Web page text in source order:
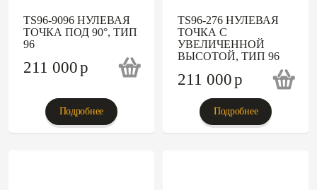
TS96-9096 НУЛЕВАЯ
ТОЧКА ПОД 90°, ТИП
96
211 000p
Подробнее
TS96-276 НУЛЕВАЯ
ТОЧКА С
УВЕЛИЧЕННОЙ
ВЫСОТОЙ, ТИП 96
211 000p
Подробнее